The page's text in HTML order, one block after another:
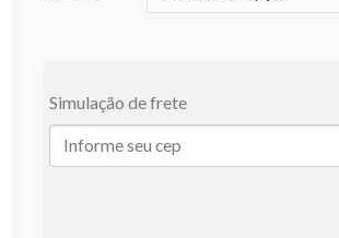
Simulação de frete